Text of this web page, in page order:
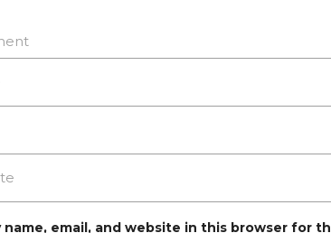
name, email, and website in this browser for